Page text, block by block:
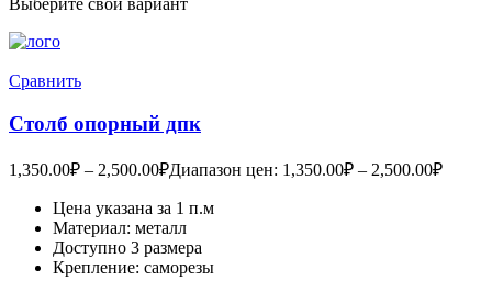
Выберите свой вариант
Сравнить
Столб опорный дпк
1,350.00₽ – 2,500.00₽Диапазон цен: 1,350.00₽ – 2,500.00₽
Цена указана за 1 п.м
Материал: металл
Доступно 3 размера
Крепление: саморезы